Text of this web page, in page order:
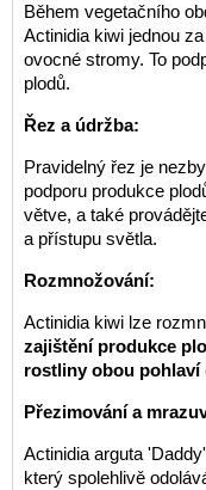
Během vegetačního
Actinidia kiwi jednou
ovocné stromy. To
plodů.
Řez a údržba:
Pravidelný řez je
podporu produkce
větve, a také
a přístupu světla.
Rozmnožování:
Actinidia kiwi lze
zajištění produkce
rostliny obou pohlaví
Přezimování a
Actinidia arguta
který spolehlivě